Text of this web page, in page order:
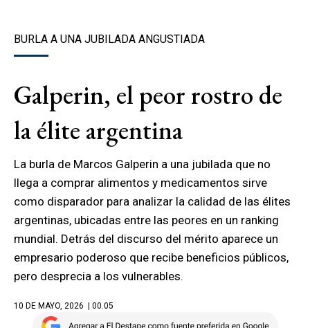
BURLA A UNA JUBILADA ANGUSTIADA
Galperin, el peor rostro de
la élite argentina
La burla de Marcos Galperin a una jubilada que no
llega a comprar alimentos y medicamentos sirve
como disparador para analizar la calidad de las élites
argentinas, ubicadas entre las peores en un ranking
mundial. Detrás del discurso del mérito aparece un
empresario poderoso que recibe beneficios públicos,
pero desprecia a los vulnerables.
10 DE MAYO, 2026 | 00.05